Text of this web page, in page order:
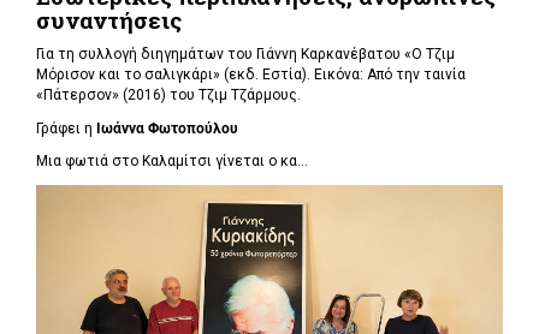
συναντήσεις
Για τη συλλογή διηγημάτων του Γιάννη Καρκανέβατου «Ο Τζιμ
Μόρισον και το σαλιγκάρι» (εκδ. Εστία). Εικόνα: Από την ταινία
«Πάτερσον» (2016) του Τζιμ Τζάρμους.
Γράφει η Ιωάννα Φωτοπούλου
Μια φωτιά στο Καλαμίτσι γίνεται ο κα...